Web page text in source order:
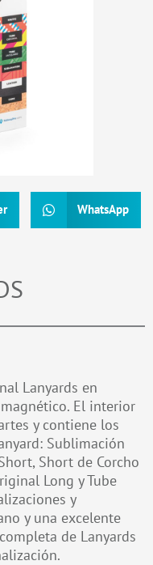
WhatsApp
Lanyards en
El interior
y contiene los
Sublimación
Short de Corcho
Long y Tube
y
y una excelente
de Lanyards